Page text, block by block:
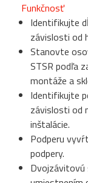
Funkčnosť
Identifikujte
závislosti od
Stanovte
STSR podľa
montáže a
Identifikujte
závislosti od
inštalácie.
Podperu
podpery.
Dvojzávitovú